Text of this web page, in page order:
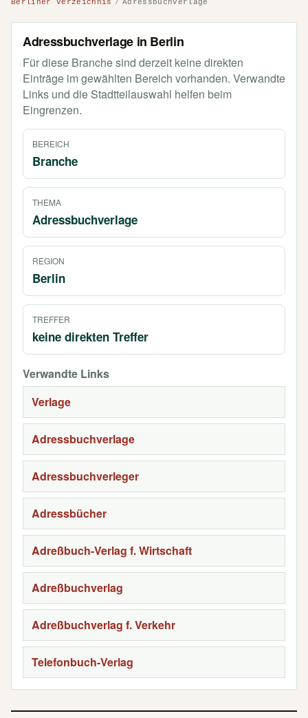
Berliner Verzeichnis Adressbuchverlage
Adressbuchverlage in Berlin
Für diese Branche sind derzeit keine direkten
Einträge im gewählten Bereich vorhanden. Verwandte
Links und die Stadtteilauswahl helfen beim
Eingrenzen.
BEREICH
Branche
THEMA
Adressbuchverlage
REGION
Berlin
TREFFER
keine direkten Treffer
Verwandte Links
Verlage
Adressbuchverlage
Adressbuchverleger
Adressbücher
Adreßbuch-Verlag f. Wirtschaft
Adreßbuchverlag
Adreßbuchverlag f. Verkehr
Telefonbuch-Verlag